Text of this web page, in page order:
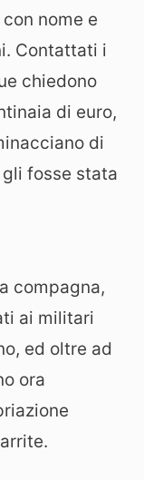
nome e
Contattati i
chiedono
di euro,
di
gli fosse stata
compagna,
ai militari
ed oltre ad
ora